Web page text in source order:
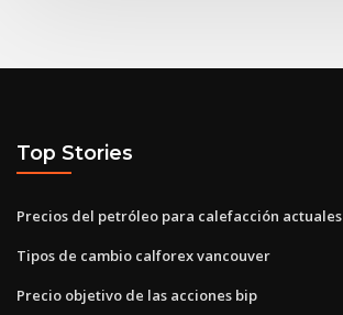
Top Stories
Precios del petróleo para calefacción actuales
Tipos de cambio calforex vancouver
Precio objetivo de las acciones bip